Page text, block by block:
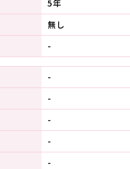
5年
無し
-
-
-
-
-
-